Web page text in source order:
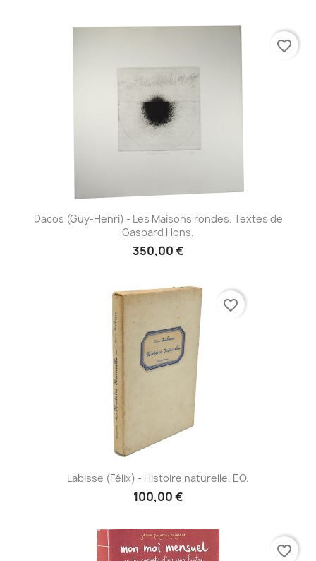
Dacos (Guy-Henri) - Les Maisons rondes. Textes de
Gaspard Hons.
350,00 €
favorite_border
Labisse (Félix) - Histoire naturelle. EO.
100,00 €
favorite_border
favorite_border